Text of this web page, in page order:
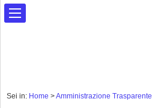
Sei in: Home >Amministrazione Trasparente